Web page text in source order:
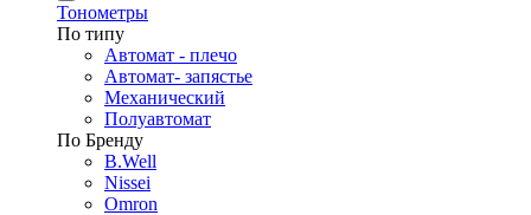
Тонометры
По типу
Автомат - плечо
Автомат- запястье
Механический
Полуавтомат
По Бренду
B.Well
Nissei
Omron